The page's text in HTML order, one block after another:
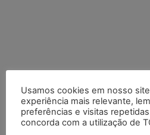
Usamos cookies em nosso
experiência mais relevante,
preferências e visitas
concorda com a utilização de